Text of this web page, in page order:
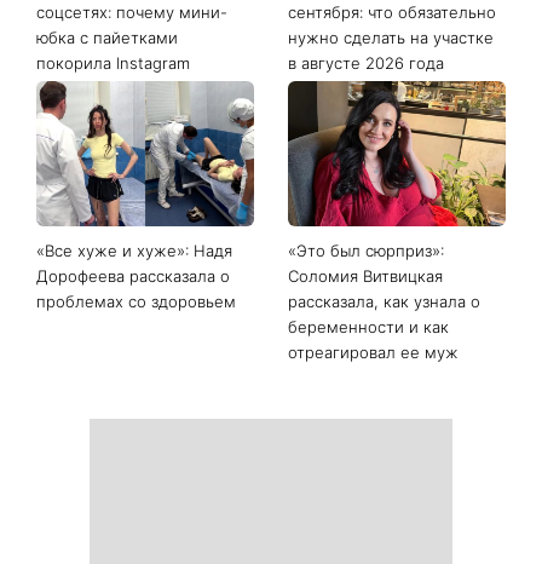
соцсетях: почему мини-
юбка с пайетками
покорила Instagram
сентября: что обязательно
нужно сделать на участке
в августе 2026 года
«Все хуже и хуже»: Надя
Дорофеева рассказала о
проблемах со здоровьем
«Это был сюрприз»:
Соломия Витвицкая
рассказала, как узнала о
беременности и как
отреагировал ее муж